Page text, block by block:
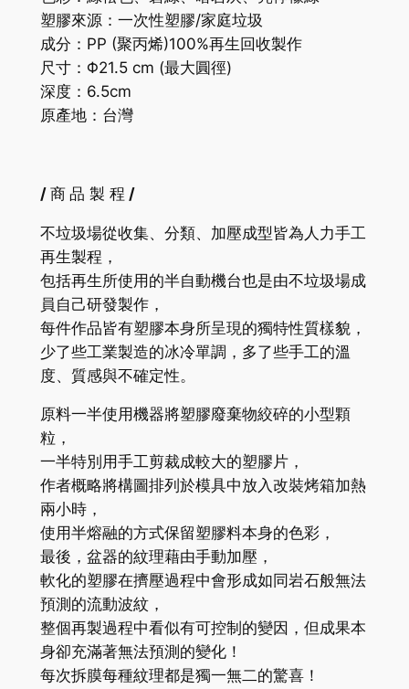
塑膠來源：一次性塑膠/家庭垃圾
成分： PP (聚丙烯)100%再生回收製作
尺寸： Φ21.5 cm (最大圓徑)
深度：6.5cm
原產地：台灣
/ 商 品 製 程 /
不垃圾場從收集、分類、加壓成型皆為人力手工
再生製程，
包括再生所使用的半自動機台也是由不垃圾場成
員自己研發製作，
每件作品皆有塑膠本身所呈現的獨特性質樣貌，
少了些工業製造的冰冷單調，多了些手工的溫
度、質感與不確定性。
原料一半使用機器將塑膠廢棄物絞碎的小型顆
粒，
一半特別用手工剪裁成較大的塑膠片，
作者概略將構圖排列於模具中放入改裝烤箱加熱
兩小時，
使用半熔融的方式保留塑膠料本身的色彩，
最後，盆器的紋理藉由手動加壓，
軟化的塑膠在擠壓過程中會形成如同岩石般無法
預測的流動波紋，
整個再製過程中看似有可控制的變因，但成果本
身卻充滿著無法預測的變化！
每次拆膜每種紋理都是獨一無二的驚喜！